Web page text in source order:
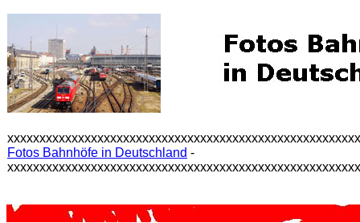
Fotos Bahnhöfe in Deutschland -